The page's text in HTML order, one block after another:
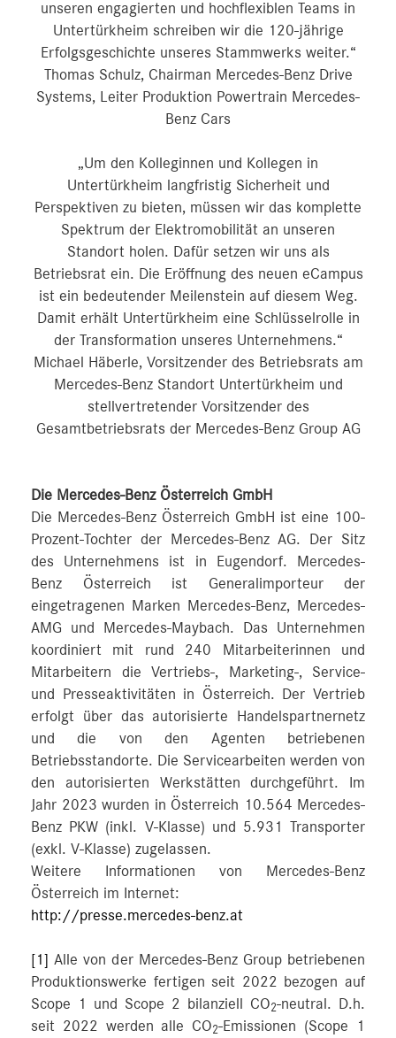
unseren engagierten und hochflexiblen Teams in
Untertürkheim schreiben wir die 120-jährige
Erfolgsgeschichte unseres Stammwerks weiter.“
Thomas Schulz, Chairman Mercedes-Benz Drive
Systems, Leiter Produktion Powertrain Mercedes-
Benz Cars
„Um den Kolleginnen und Kollegen in
Untertürkheim langfristig Sicherheit und
Perspektiven zu bieten, müssen wir das komplette
Spektrum der Elektromobilität an unseren
Standort holen. Dafür setzen wir uns als
Betriebsrat ein. Die Eröffnung des neuen eCampus
ist ein bedeutender Meilenstein auf diesem Weg.
Damit erhält Untertürkheim eine Schlüsselrolle in
der Transformation unseres Unternehmens.“
Michael Häberle, Vorsitzender des Betriebsrats am
Mercedes-Benz Standort Untertürkheim und
stellvertretender Vorsitzender des
Gesamtbetriebsrats der Mercedes-Benz Group AG
Die Mercedes-Benz Österreich GmbH
Die Mercedes-Benz Österreich GmbH ist eine 100-
Prozent-Tochter der Mercedes-Benz AG. Der Sitz
des Unternehmens ist in Eugendorf. Mercedes-
Benz Österreich ist Generalimporteur der
eingetragenen Marken Mercedes-Benz, Mercedes-
AMG und Mercedes-Maybach. Das Unternehmen
koordiniert mit rund 240 Mitarbeiterinnen und
Mitarbeitern die Vertriebs-, Marketing-, Service-
und Presseaktivitäten in Österreich. Der Vertrieb
erfolgt über das autorisierte Handelspartnernetz
und die von den Agenten betriebenen
Betriebsstandorte. Die Servicearbeiten werden von
den autorisierten Werkstätten durchgeführt. Im
Jahr 2023 wurden in Österreich 10.564 Mercedes-
Benz PKW (inkl. V-Klasse) und 5.931 Transporter
(exkl. V-Klasse) zugelassen.
Weitere Informationen von Mercedes-Benz
Österreich im Internet:
http://presse.mercedes-benz.at
[1] Alle von der Mercedes-Benz Group betriebenen
Produktionswerke fertigen seit 2022 bezogen auf
Scope 1 und Scope 2 bilanziell CO2-neutral. D.h.
seit 2022 werden alle CO2-Emissionen (Scope 1